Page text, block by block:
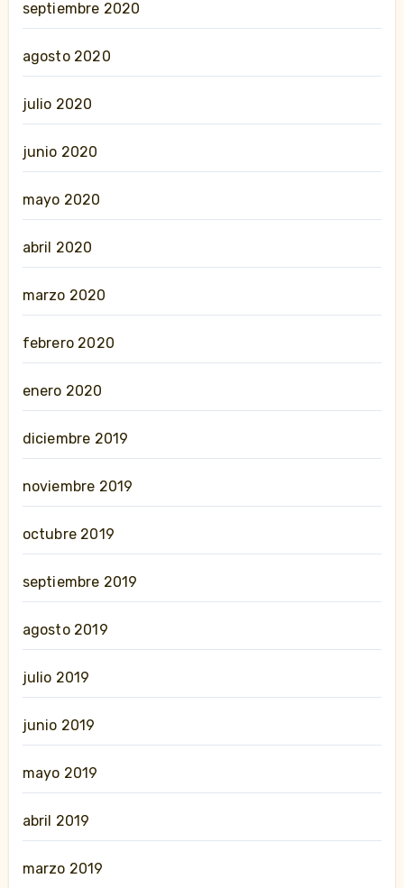
septiembre 2020
agosto 2020
julio 2020
junio 2020
mayo 2020
abril 2020
marzo 2020
febrero 2020
enero 2020
diciembre 2019
noviembre 2019
octubre 2019
septiembre 2019
agosto 2019
julio 2019
junio 2019
mayo 2019
abril 2019
marzo 2019